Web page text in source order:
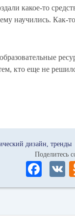
какое-то
научились. Как-
кто еще не
дизайн тренды
Поделитесь
Fa
ce
ok